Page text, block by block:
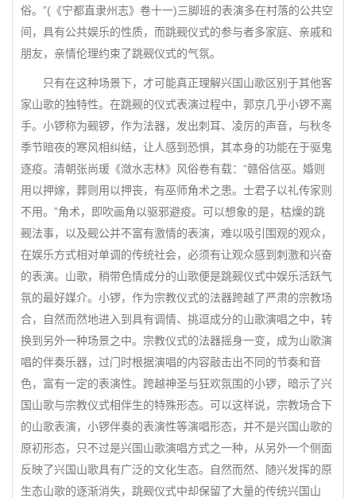
俗。”(《宁都直隶州志》卷十一)三脚班的表演多在村落的公共空
间，具有公共娱乐的性质，而跳觋仪式的参与者多家庭、亲戚和
朋友，亲情伦理约束了跳觋仪式的气氛。
只有在这种场景下，才可能真正理解兴国山歌区别于其他客
家山歌的独特性。在跳觋的仪式表演过程中，郭京几乎小锣不离
手。小锣称为觋锣，作为法器，发出刺耳、凌厉的声音，与秋冬
季节暗夜的寒风相纠结，让人感到恐惧，其本身的功能在于驱鬼
逐疫。清朝张尚瑗《潋水志林》风俗卷有载：“赣俗信巫。婚则
用以押嫁，葬则用以押丧，有巫师角术之患。士君子以礼传家则
不用。”角术，即吹画角以驱邪避疫。可以想象的是，枯燥的跳
觋法事，以及觋公并不富有激情的表演，难以吸引围观的观众，
在娱乐方式相对单调的传统社会，必须有让观众感到刺激和兴奋
的表演。山歌，稍带色情成分的山歌便是跳觋仪式中娱乐活跃气
氛的最好媒介。小锣，作为宗教仪式的法器跨越了严肃的宗教场
合，自然而然地进入到具有调情、挑逗成分的山歌演唱之中，转
换到另外一种场景之中。宗教仪式的法器摇身一变，成为山歌演
唱的伴奏乐器，过门时根据演唱的内容敲击出不同的节奏和音
色，富有一定的表演性。跨越神圣与狂欢氛围的小锣，暗示了兴
国山歌与宗教仪式相伴生的特殊形态。可以这样说，宗教场合下
的山歌表演，小锣伴奏的表演性等演唱形态，并不是兴国山歌的
原初形态，只不过是兴国山歌演唱方式之一种，从另外一个侧面
反映了兴国山歌具有广泛的文化生态。自然而然、随兴发挥的原
生态山歌的逐渐消失，跳觋仪式中却保留了大量的传统兴国山